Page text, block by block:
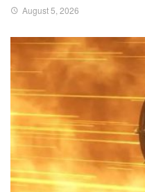
August 5, 2026